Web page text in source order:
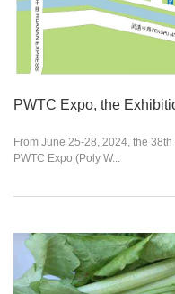
From June 25-28, 2024, the
PWTC Expo (Poly W...